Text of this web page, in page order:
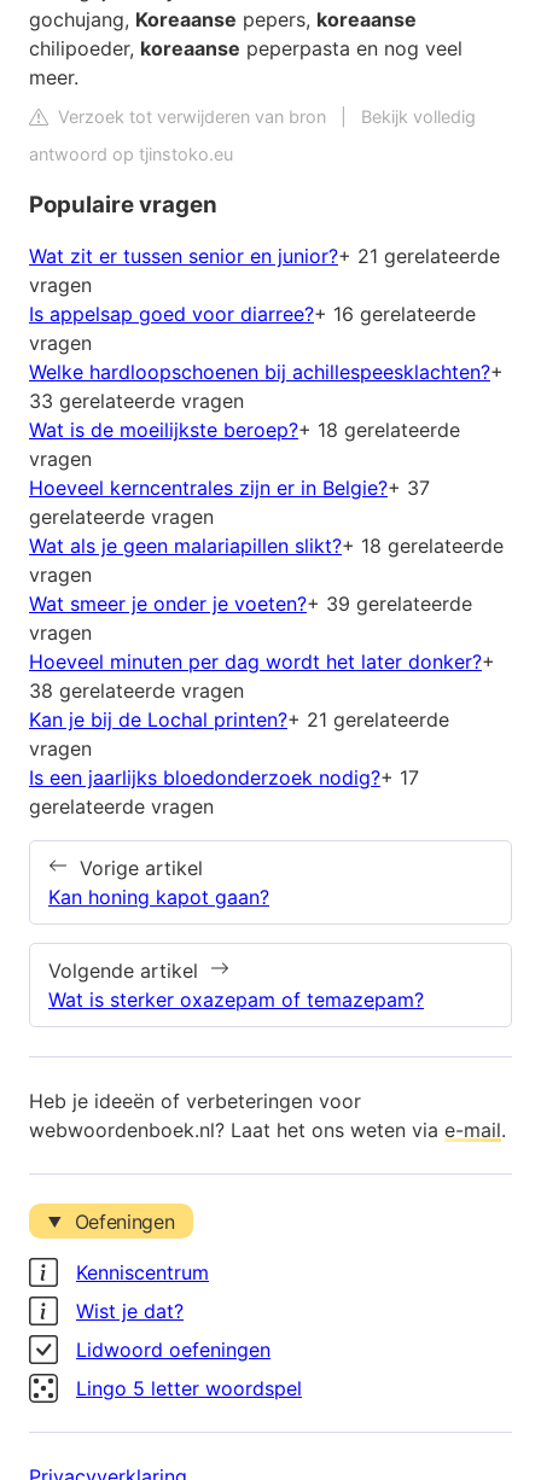
gochujang, Koreaanse pepers, koreaanse
chilipoeder, koreaanse peperpasta en nog veel
meer.
Verzoek tot verwijderen van bron
Bekijk volledig
antwoord op tjinstoko.eu
Populaire vragen
Wat zit er tussen senior en junior?+ 21 gerelateerde
vragen
Is appelsap goed voor diarree?+ 16 gerelateerde
vragen
Welke hardloopschoenen bij achillespeesklachten?+
33 gerelateerde vragen
Wat is de moeilijkste beroep?+ 18 gerelateerde
vragen
Hoeveel kerncentrales zijn er in Belgie?+ 37
gerelateerde vragen
Wat als je geen malariapillen slikt?+ 18 gerelateerde
vragen
Wat smeer je onder je voeten?+ 39 gerelateerde
vragen
Hoeveel minuten per dag wordt het later donker?+
38 gerelateerde vragen
Kan je bij de Lochal printen?+ 21 gerelateerde
vragen
Is een jaarlijks bloedonderzoek nodig?+ 17
gerelateerde vragen
Vorige artikel
Kan honing kapot gaan?
Volgende artikel
Wat is sterker oxazepam of temazepam?
Heb je ideeën of verbeteringen voor
webwoordenboek.nl? Laat het ons weten via e-mail.
Oefeningen
Kenniscentrum
Wist je dat?
Lidwoord oefeningen
Lingo 5 letter woordspel